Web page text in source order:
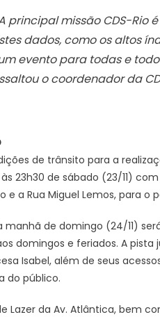
principal missão CDS-Rio
dados, como os altos
evento para todas e
o coordenador da
de trânsito para a
23h30 de sábado (23/11)
e a Rua Miguel Lemos, para o
manhã de domingo (24/11)
domingos e feriados. A
Isabel, além de seus
do público.
Lazer da Av. Atlântica, bem